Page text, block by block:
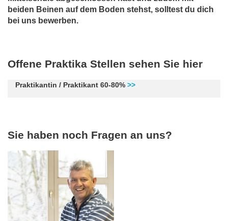
beiden Beinen auf dem Boden stehst, solltest du dich
bei uns bewerben.
Offene Praktika Stellen sehen Sie hier
Praktikantin / Praktikant 60-80% >>
Sie haben noch Fragen an uns?